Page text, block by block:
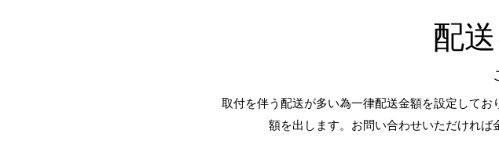
配
取付を伴う配送が多い為一律配送金額を設定して
額を出します。お問い合わせいただければ